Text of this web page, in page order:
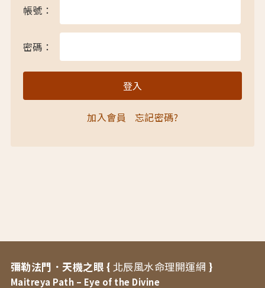
帳號：
密碼：
加入會員 忘記密碼?
彌勒法門．天機之眼 { 北辰風水命理開運網 }
Maitreya Path – Eye of the Divine